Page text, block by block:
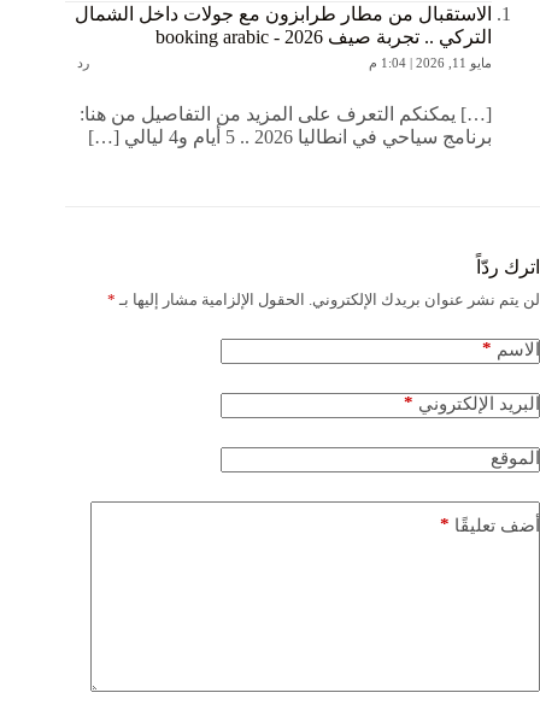
الاستقبال من مطار طرابزون مع جولات داخل الشمال
التركي .. تجربة صيف 2026 - booking arabic
مايو 11, 2026 | 1:04 م رد
[…] يمكنكم التعرف على المزيد من التفاصيل من هنا:
برنامج سياحي في انطاليا 2026 .. 5 أيام و4 ليالي […]
اترك ردّاً
لن يتم نشر عنوان بريدك الإلكتروني. الحقول الإلزامية مشار إليها بـ *
الاسم *
البريد الإلكتروني *
الموقع
أضف تعليقًا *